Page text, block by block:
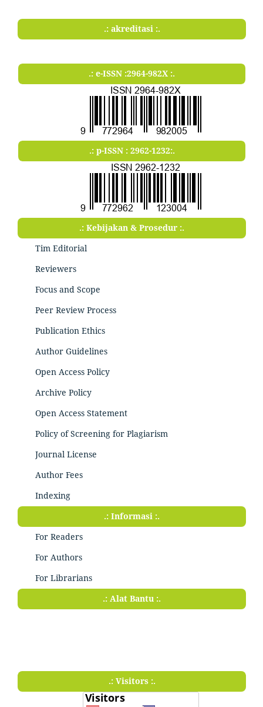
.: akreditasi :.
.: e-ISSN :2964-982X :.
.: p-ISSN : 2962-1232:.
.: Kebijakan & Prosedur :.
Tim Editorial
Reviewers
Focus and Scope
Peer Review Process
Publication Ethics
Author Guidelines
Open Access Policy
Archive Policy
Open Access Statement
Policy of Screening for Plagiarism
Journal License
Author Fees
Indexing
.: Informasi :.
For Readers
For Authors
For Librarians
.: Alat Bantu :.
.: Visitors :.